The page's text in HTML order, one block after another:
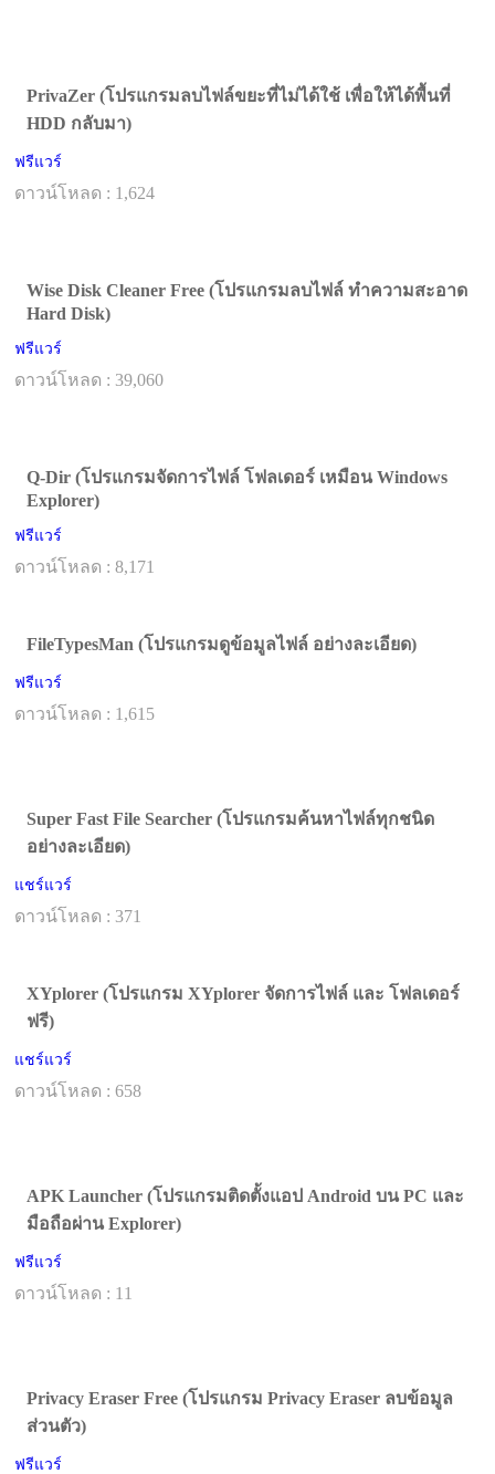
PrivaZer (โปรแกรมลบไฟล์ขยะที่ไม่ได้ใช้ เพื่อให้ได้พื้นที่
HDD กลับมา)
ฟรีแวร์
ดาวน์โหลด : 1,624
Wise Disk Cleaner Free (โปรแกรมลบไฟล์ ทำความสะอาด
Hard Disk)
ฟรีแวร์
ดาวน์โหลด : 39,060
Q-Dir (โปรแกรมจัดการไฟล์ โฟลเดอร์ เหมือน Windows
Explorer)
ฟรีแวร์
ดาวน์โหลด : 8,171
FileTypesMan (โปรแกรมดูข้อมูลไฟล์ อย่างละเอียด)
ฟรีแวร์
ดาวน์โหลด : 1,615
Super Fast File Searcher (โปรแกรมค้นหาไฟล์ทุกชนิด
อย่างละเอียด)
แชร์แวร์
ดาวน์โหลด : 371
XYplorer (โปรแกรม XYplorer จัดการไฟล์ และ โฟลเดอร์
ฟรี)
แชร์แวร์
ดาวน์โหลด : 658
APK Launcher (โปรแกรมติดตั้งแอป Android บน PC และ
มือถือผ่าน Explorer)
ฟรีแวร์
ดาวน์โหลด : 11
Privacy Eraser Free (โปรแกรม Privacy Eraser ลบข้อมูล
ส่วนตัว)
ฟรีแวร์